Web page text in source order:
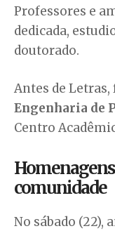
Professores e
dedicada,
doutorado.
Antes de
Engenharia de
Centro
comunidade
No sábado (22),